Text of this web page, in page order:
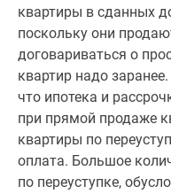
квартиры в сданных
поскольку они
договариваться о
квартир надо
что ипотека и
при прямой продаже
квартиры по
оплата. Большое
по переуступке,